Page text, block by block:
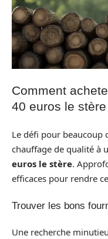
Comment
40 euros le stère
Le défi pour beaucoup
chauffage de qualité à
euros le stère.
efficaces pour rendre
Trouver les bons
Une recherche